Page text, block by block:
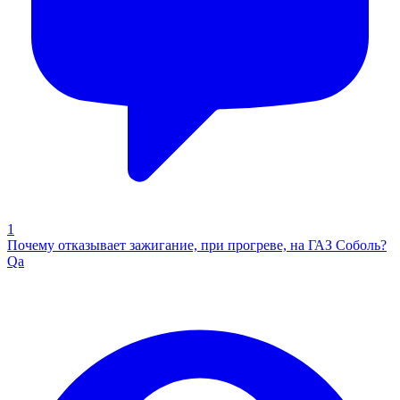
1
Почему отказывает зажигание, при прогреве, на ГАЗ Соболь?
Qa